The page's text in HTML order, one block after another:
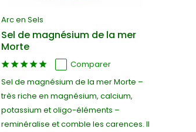
Arc en Sels
Sel de magnésium de la mer
Morte
Comparer
Sel de magnésium de la mer Morte –
très riche en magnésium, calcium,
potassium et oligo-éléments –
reminéralise et comble les carences. Il